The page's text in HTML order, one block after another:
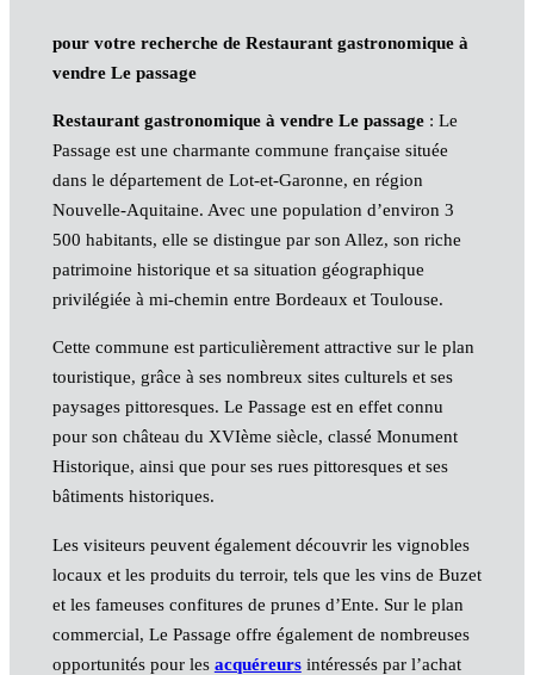
pour votre recherche de Restaurant gastronomique à
vendre Le passage
Restaurant gastronomique à vendre Le passage: Le
Passage est une charmante commune française située
dans le département de Lot-et-Garonne, en région
Nouvelle-Aquitaine. Avec une population d’environ 3
500 habitants, elle se distingue par son Allez, son riche
patrimoine historique et sa situation géographique
privilégiée à mi-chemin entre Bordeaux et Toulouse.
Cette commune est particulièrement attractive sur le plan
touristique, grâce à ses nombreux sites culturels et ses
paysages pittoresques. Le Passage est en effet connu
pour son château du XVIème siècle, classé Monument
Historique, ainsi que pour ses rues pittoresques et ses
bâtiments historiques.
Les visiteurs peuvent également découvrir les vignobles
locaux et les produits du terroir, tels que les vins de Buzet
et les fameuses confitures de prunes d’Ente. Sur le plan
commercial, Le Passage offre également de nombreuses
opportunités pour les acquéreursintéressés par l’achat